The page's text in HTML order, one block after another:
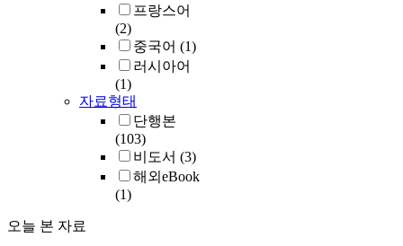
프랑스어
(2)
중국어 (1)
러시아어
(1)
자료형태
단행본
(103)
비도서 (3)
해외eBook
(1)
오늘 본 자료